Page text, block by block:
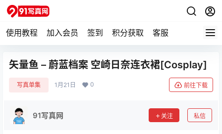
使用教程 加入会员 签到 积分获取 客服
矢量鱼 – 蔚蓝档案 空崎日奈连衣裙[Cosplay]
写真单集 1月21日 0 前往下载
91写真网 关注 私信